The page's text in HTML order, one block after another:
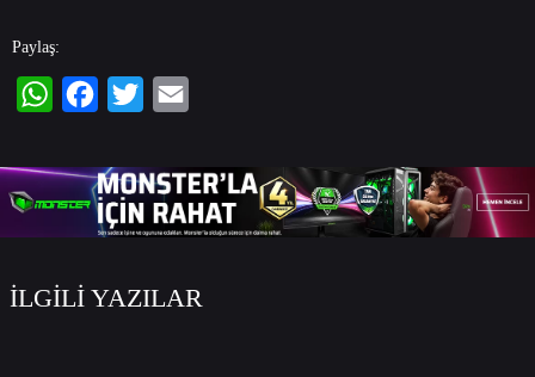
Paylaş:
İLGİLİ YAZILAR